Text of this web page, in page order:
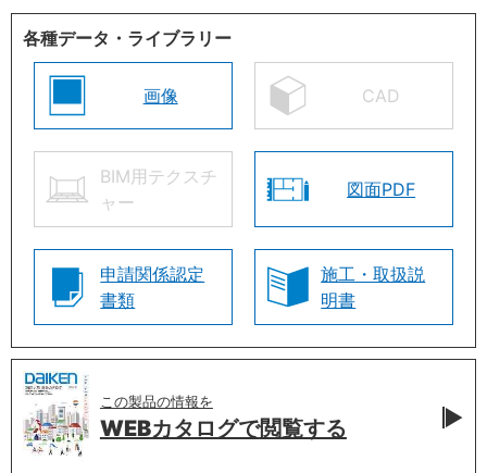
各種データ・ライブラリー
画像 CAD
BIM用テクスチ
ャー
図面PDF
申請関係認定
書類
施工・取扱説
明書
この製品の情報を
WEBカタログで閲覧する